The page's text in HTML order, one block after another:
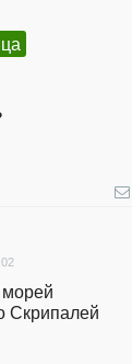
Скрипалей